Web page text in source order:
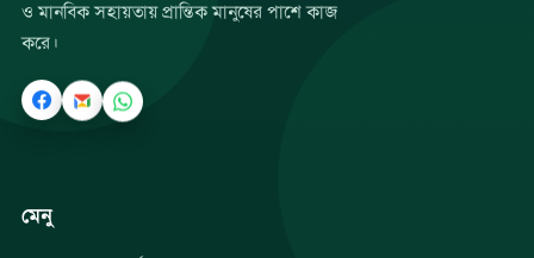
ও মানবিক সহায়তায় প্রান্তিক মানুষের পাশে কাজ
করে।
মেনু